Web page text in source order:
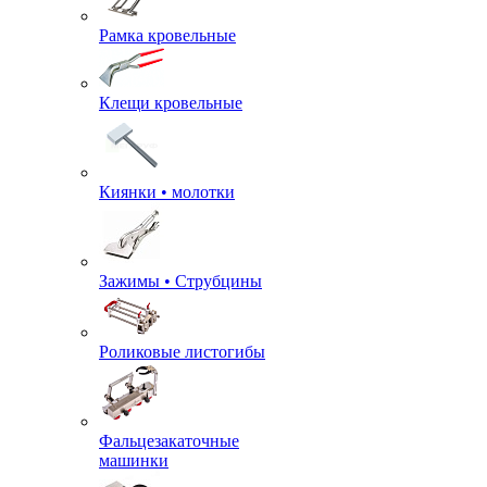
Рамка кровельные
Клещи кровельные
Киянки • молотки
Зажимы • Струбцины
Роликовые листогибы
Фальцезакаточные
машинки